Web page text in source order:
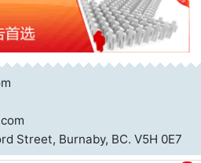
Street, Burnaby, BC. V5H 0E7